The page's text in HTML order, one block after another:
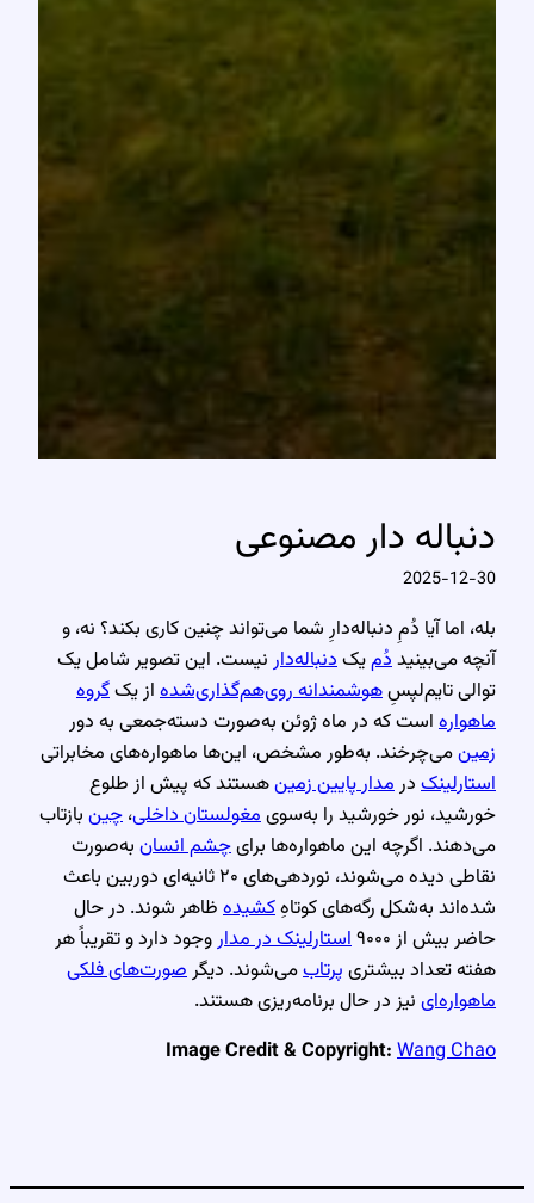
دنباله دار مصنوعی
2025-12-30
بله، اما آیا دُمِ دنباله‌دارِ شما می‌تواند چنین کاری بکند؟ نه، و
آنچه می‌بینیددُمیکدنباله‌دارنیست. این تصویر شامل یک
توالی تایم‌لپسِهوشمندانه روی‌هم‌گذاری‌شدهاز یکگروه
ماهوارهاست که در ماه ژوئن به‌صورت دسته‌جمعی به دور
زمینمی‌چرخند. به‌طور مشخص، این‌ها ماهواره‌های مخابراتی
استارلینکدرمدار پایین زمینهستند که پیش از طلوع
خورشید، نور خورشید را به‌سویمغولستان داخلی،چینبازتاب
می‌دهند. اگرچه این ماهواره‌ها برایچشم انسانبه‌صورت
نقاطی دیده می‌شوند، نوردهی‌های ۲۰ ثانیه‌ای دوربین باعث
شده‌اند به‌شکل رگه‌های کوتاهِکشیدهظاهر شوند. در حال
حاضر بیش از ۹۰۰۰
استارلینک در مداروجود دارد و تقریباً هر
هفته تعداد بیشتریپرتابمی‌شوند. دیگرصورت‌های فلکی
ماهواره‌اینیز در حال برنامه‌ریزی هستند.
Image Credit & Copyright:Wang Chao